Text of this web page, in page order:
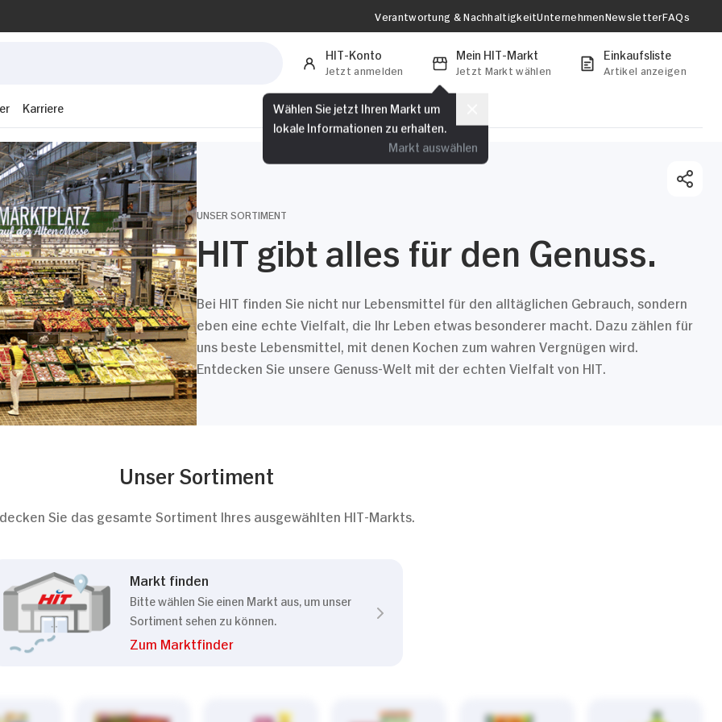
Verantwortung & NachhaltigkeitUnternehmenNewsletterFAQs
HIT-Konto
Jetzt anmelden
Mein HIT-Markt
Jetzt Markt wählen
Wählen Sie jetzt Ihren Markt um
lokale Informationen zu erhalten.
Markt auswählen
Einkaufsliste
Artikel anzeigen
Karriere
UNSER SORTIMENT
HIT gibt alles für den Genuss.
Bei HIT finden Sie nicht nur Lebensmittel für den alltäglichen Gebrauch, sondern
eben eine echte Vielfalt, die Ihr Leben etwas besonderer macht. Dazu zählen für
uns beste Lebensmittel, mit denen Kochen zum wahren Vergnügen wird.
Entdecken Sie unsere Genuss-Welt mit der echten Vielfalt von HIT.
Unser Sortiment
Sie das gesamte Sortiment Ihres ausgewählten HIT-Markts.
Markt finden
Bitte wählen Sie einen Markt aus, um unser
Sortiment sehen zu können.
Zum Marktfinder